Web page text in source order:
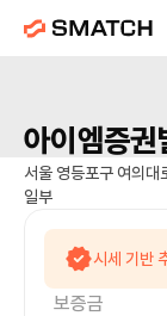
아이엠증권
서울 영등포구 여의
일부
시세 기반
보증금